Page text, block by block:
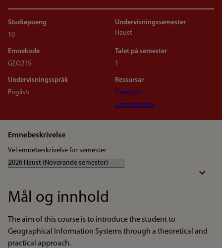
Studiepoeng
10
Undervisningssemester
Haust
Emnekode
GEO215
Talet på semester
1
Undervisningsspråk
English
Ressursar
Timeplan
Litteraturliste
Emnebeskrivelse
Vel emnebeskrivelse for semester
Mål og innhold
The aim of this course is to introduce the student to
Geographical Information Systems through a theoretical and
practical approach.